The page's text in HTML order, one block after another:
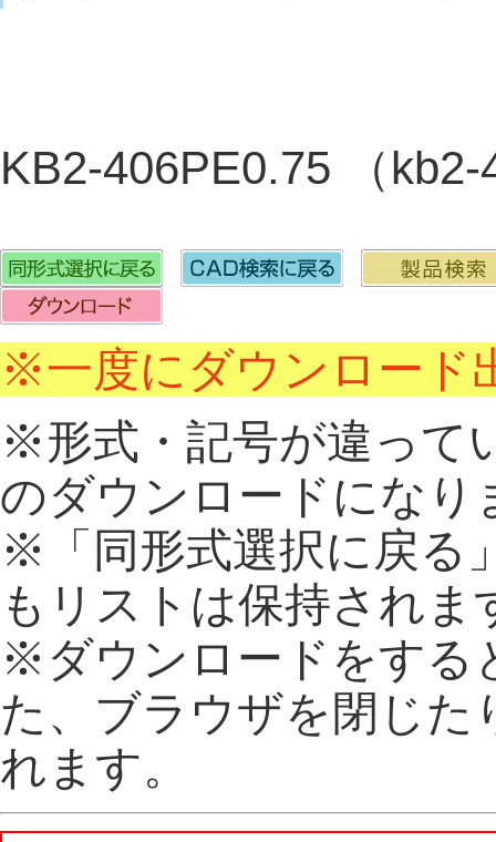
KB2-406PE0.75 （
※一度にダウンロード
※形式・記号が違って
のダウンロードになり
※「同形式選択に戻る
もリストは保持されま
※ダウンロードをする
た、ブラウザを閉じた
れます。